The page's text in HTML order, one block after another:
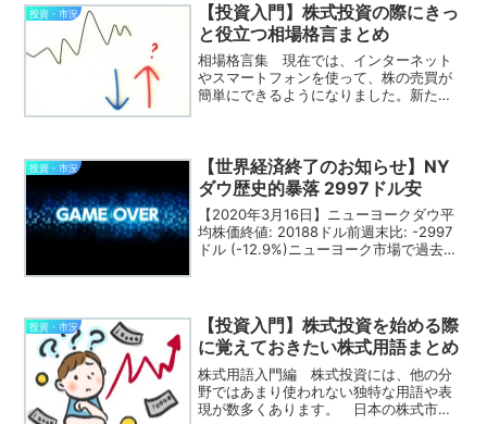
投資・市況
【投資入門】株式投資の際にきっ
と役立つ相場格言まとめ
相場格言集 現在では、インターネット
やスマートフォンを使って、株の売買が
簡単にできるようになりました。新たに
代の米相場から受け継がれて...
投資・市況
【世界経済終了のお知らせ】NY
ダウ歴史的暴落 2997ドル安
【2020年3月16日】ニューヨークダウ平
均株価終値: 20188ドル前週末比: -2997
ドル (-12.9%)ニューヨーク市場で過去最
投資・市況
【投資入門】株式投資を始める際
に覚えておきたい株式用語まとめ
株式用語入門編 株式投資には、他の分
野ではあまり使われない独特な用語や表
現が数多くあります。 日本の株式市場